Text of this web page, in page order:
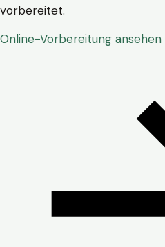
vorbereitet.
Online-Vorbereitung ansehen